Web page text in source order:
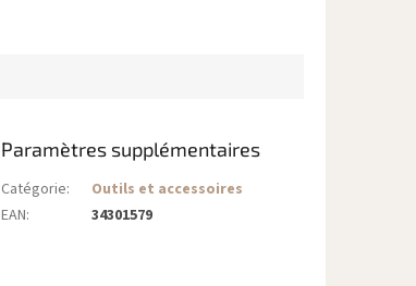
Paramètres supplémentaires
Catégorie:
Outils et accessoires
EAN: 34301579